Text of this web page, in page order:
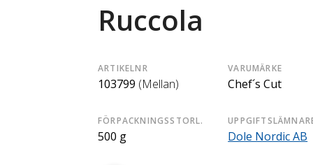
Ruccola
ARTIKELNR
103799 (Mellan)
VARUMÄRKE
Chef´s Cut
FÖRPACKNINGSSTORL.
500 g Dole Nordic AB